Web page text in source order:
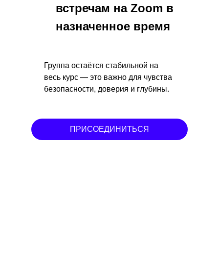
ПРИСОЕДИНИТЬСЯ
встречам на Zoom в
назначенное время
Группа остаётся стабильной на
весь курс — это важно для чувства
безопасности, доверия и глубины.